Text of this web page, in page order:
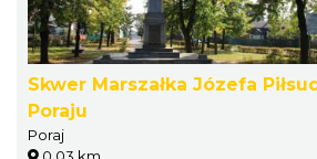
Skwer Marszałka Józefa
Poraju
Poraj